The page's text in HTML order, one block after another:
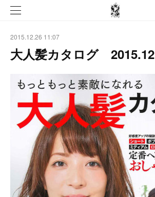
2015.12.26 11:07
大人髪カタログ 2015.12